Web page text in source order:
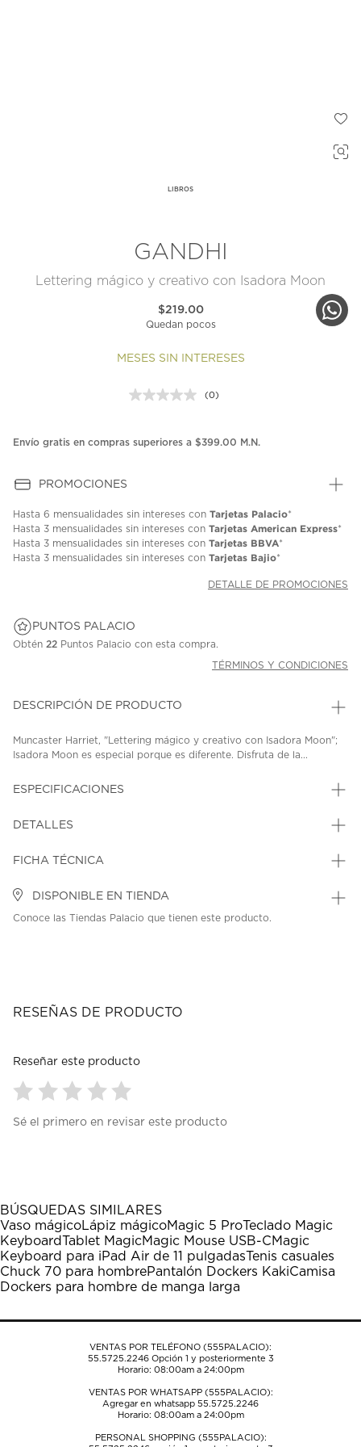
LIBROS
GANDHI
Lettering mágico y creativo con Isadora Moon
$219.00
Quedan pocos
MESES SIN INTERESES
Sin
en
(0)
Envío gratis en compras superiores a $399.00 M.N.
PROMOCIONES
Hasta 6 mensualidades sin intereses con Tarjetas Palacio*
Hasta 3 mensualidades sin intereses con Tarjetas American Express*
Hasta 3 mensualidades sin intereses con Tarjetas BBVA*
Hasta 3 mensualidades sin intereses con Tarjetas Bajio*
DETALLE DE PROMOCIONES
PUNTOS PALACIO
Obtén 22 Puntos Palacio con esta compra.
TÉRMINOS Y CONDICIONES
DESCRIPCIÓN DE PRODUCTO
Muncaster Harriet, "Lettering mágico y creativo con Isadora Moon";
Isadora Moon es especial porque es diferente. Disfruta de la...
ESPECIFICACIONES
DETALLES
FICHA TÉCNICA
DISPONIBLE EN TIENDA
Conoce las Tiendas Palacio que tienen este producto.
RESEÑAS DE PRODUCTO
Reseñar este producto
para
1
estrella
Esta
acción
abrirá
el
formulario
envío.
para
estrellas.
Esta
acción
abrirá
el
formulario
envío.
para
estrellas.
Esta
acción
abrirá
el
formulario
envío.
para
estrellas.
Esta
acción
abrirá
el
formulario
envío.
para
estrellas.
Esta
acción
abrirá
el
formulario
envío.
Sé el primero en revisar este producto
BÚSQUEDAS SIMILARES
Vaso mágicoLápiz mágicoMagic 5 ProTeclado Magic
Keyboard Tablet MagicMagic Mouse USB-CMagic
Keyboard para iPad Air de 11 pulgadasTenis casuales
Chuck 70 para hombrePantalón Dockers KakiCamisa
Dockers para hombre de manga larga
VENTAS POR TELÉFONO (555PALACIO):
55.5725.2246Opción 1 y posteriormente 3
Horario: 08:00am a 24:00pm
VENTAS POR WHATSAPP (555PALACIO):
Agregar en whatsapp 55.5725.2246
Horario: 08:00am a 24:00pm
PERSONAL SHOPPING (555PALACIO):